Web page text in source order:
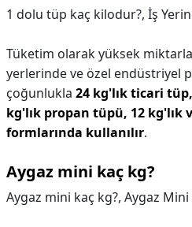
1 dolu tüp kaç kilodur?, İş
Tüketim olarak yüksek
yerlerinde ve özel endüstriyel
çoğunlukla 24 kg'lık ticari
kg'lık propan tüpü, 12 kg'lık
formlarında kullanılır.
Aygaz mini kaç kg?
Aygaz mini kaç kg?, Aygaz Mini